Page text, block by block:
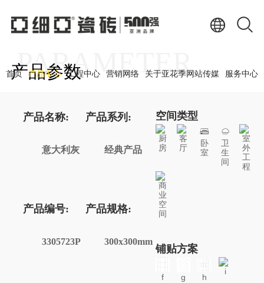
首页 产品中心 工程中心 营销网络 关于亚花季网站传媒 服务中心
产品参数
PARAMETER
产品名称:
意大利灰
产品系列:
经典产品
产品编号:
3305723P
产品规格:
300x300mm
空间类型
厨
房
客
厅
卧
室
卫
生
间
室
外
工
程
商
业
空
间
铺贴方案
f g h
i